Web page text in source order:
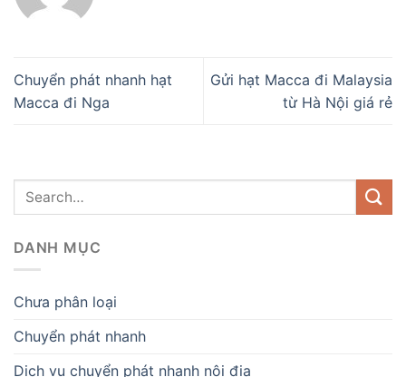
Chuyển phát nhanh hạt
Macca đi Nga
Gửi hạt Macca đi Malaysia
từ Hà Nội giá rẻ
DANH MỤC
Chưa phân loại
Chuyển phát nhanh
Dịch vụ chuyển phát nhanh nội địa